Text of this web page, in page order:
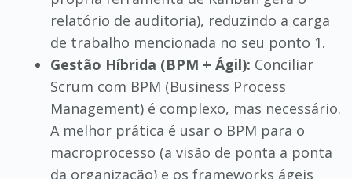
relatório de auditoria), reduzindo a carga
de trabalho mencionada no seu ponto 1.
Gestão Híbrida (BPM + Ágil): Conciliar
Scrum com BPM (Business Process
Management) é complexo, mas necessário.
A melhor prática é usar o BPM para o
macroprocesso (a visão de ponta a ponta
da organização) e os frameworks ágeis